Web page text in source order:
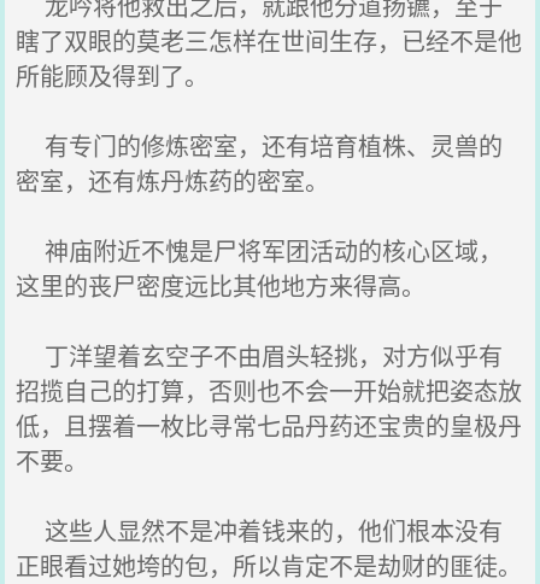
瞎了双眼的莫老三怎样在世间生存，已经不是他
所能顾及得到了。
有专门的修炼密室，还有培育植株、灵兽的
密室，还有炼丹炼药的密室。
神庙附近不愧是尸将军团活动的核心区域，
这里的丧尸密度远比其他地方来得高。
丁洋望着玄空子不由眉头轻挑，对方似乎有
招揽自己的打算，否则也不会一开始就把姿态放
低，且摆着一枚比寻常七品丹药还宝贵的皇极丹
不要。
这些人显然不是冲着钱来的，他们根本没有
正眼看过她垮的包，所以肯定不是劫财的匪徒。